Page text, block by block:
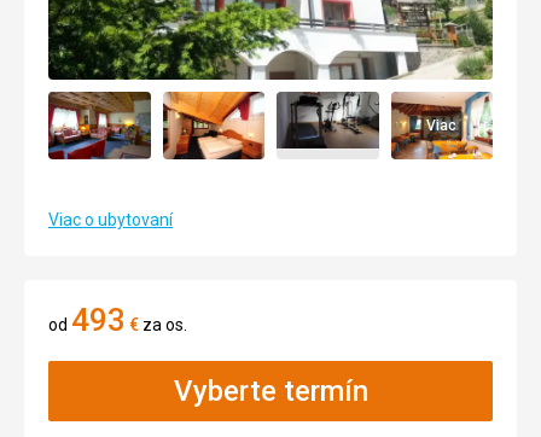
Viac
Viac o ubytovaní
od 493 € za os.
Vyberte termín